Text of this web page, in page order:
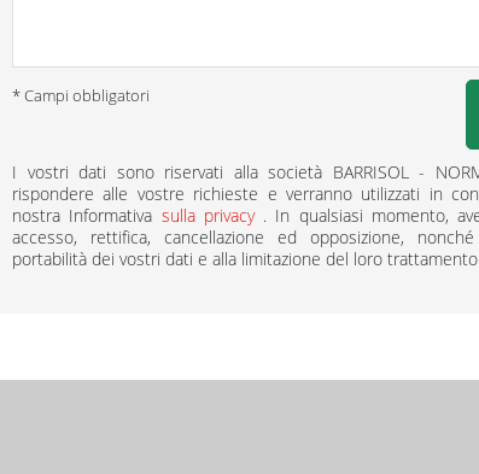
* Campi obbligatori
I vostri dati sono riservati alla società BARRISOL -
rispondere alle vostre richieste e verranno utilizzati in
nostra Informativa sulla privacy . In qualsiasi momento,
accesso, rettifica, cancellazione ed opposizione,
portabilità dei vostri dati e alla limitazione del loro trattamento